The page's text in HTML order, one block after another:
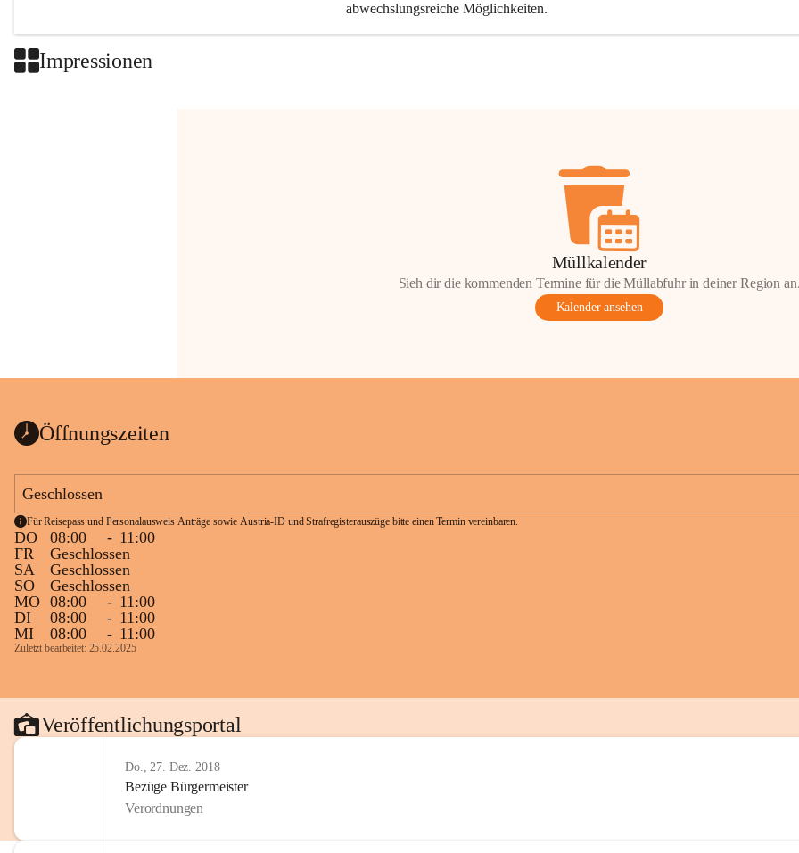
abwechslungsreiche Möglichkeiten.
Impressionen
Müllkalender
Sieh dir die kommenden Termine für die Müllabfuhr in deiner Region
Kalender ansehen
Öffnungszeiten
Geschlossen
Für Reisepass und Personalausweis Anträge sowie Austria-ID und Strafregisterauszüge bitte einen Termin vereinbaren.
DO 08:00 - 11:00
FR
Geschlossen
SA
Geschlossen
SO
Geschlossen
MO 08:00 - 11:00
DI
08:00 - 11:00
MI
08:00 - 11:00
Zuletzt bearbeitet: 25.02.2025
Veröffentlichungsportal
Do., 27. Dez. 2018
Bezüge Bürgermeister
Verordnungen